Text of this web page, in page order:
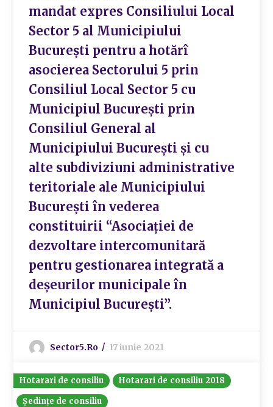
mandat expres Consiliului Local
Sector 5 al Municipiului
București pentru a hotărî
asocierea Sectorului 5 prin
Consiliul Local Sector 5 cu
Municipiul București prin
Consiliul General al
Municipiului București și cu
alte subdiviziuni administrative
teritoriale ale Municipiului
București în vederea
constituirii “Asociației de
dezvoltare intercomunitară
pentru gestionarea integrată a
deșeurilor municipale în
Municipiul București”.
Sector5.ro 17 iunie 2021
Hotarari de consiliu
Hotarari de consiliu 2018
Ședințe de consiliu